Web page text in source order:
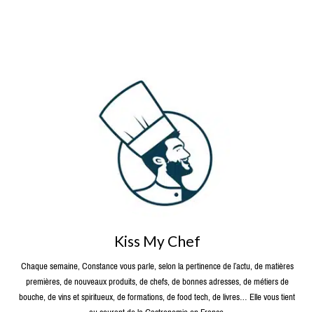
Kiss My Chef
Chaque semaine, Constance vous parle, selon la pertinence de l’actu, de matières
premières, de nouveaux produits, de chefs, de bonnes adresses, de métiers de
bouche, de vins et spiritueux, de formations, de food tech, de livres… Elle vous tient